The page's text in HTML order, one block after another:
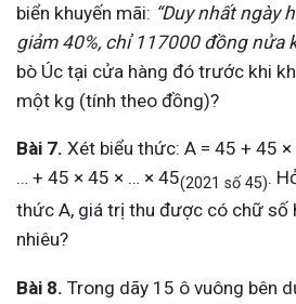
biển khuyến mãi: “Duy nhất ngày
giảm 40%, chỉ 117000 đồng nửa
bò Úc tại cửa hàng đó trước khi
một kg (tính theo đồng)?
Bài 7. Xét biểu thức: A = 45 + 45
… + 45 × 45 × … × 45(2021 số 45).
thức A, giá trị thu được có chữ số
nhiêu?
Bài 8. Trong dãy 15 ô vuông bên